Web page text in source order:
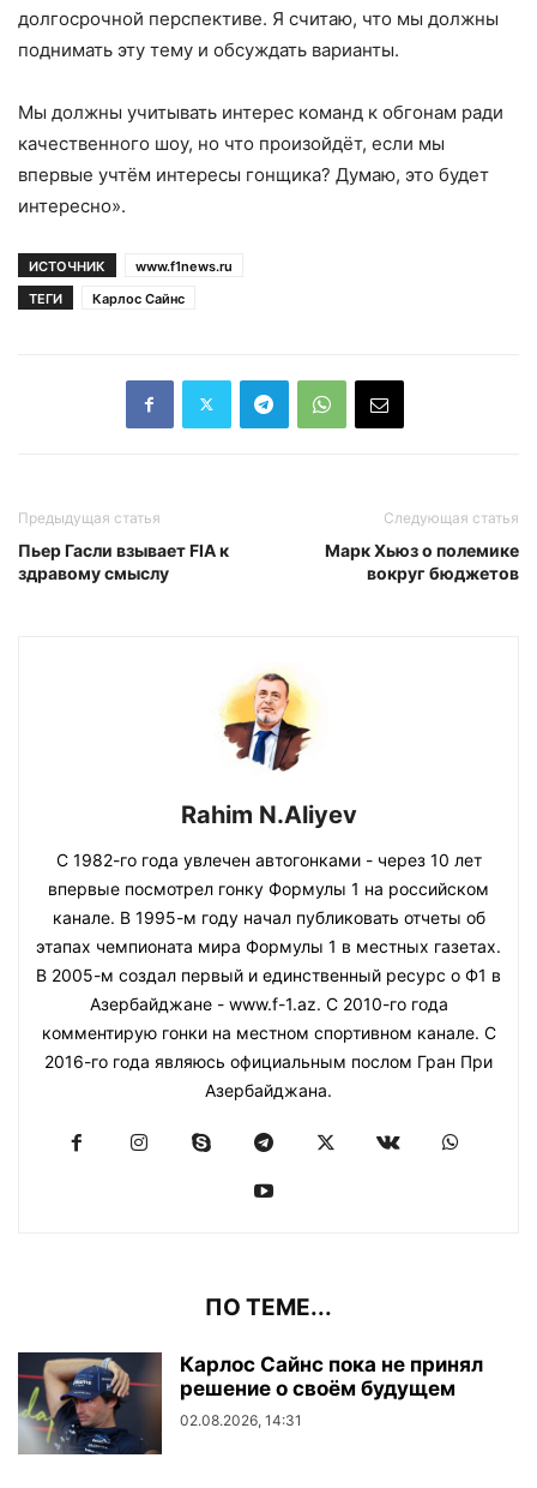
долгосрочной перспективе. Я считаю, что мы должны
поднимать эту тему и обсуждать варианты.
Мы должны учитывать интерес команд к обгонам ради
качественного шоу, но что произойдёт, если мы
впервые учтём интересы гонщика? Думаю, это будет
интересно».
ИСТОЧНИК
www.f1news.ru
ТЕГИ
Карлос Сайнс
Предыдущая статья
Пьер Гасли взывает FIA к
здравому смыслу
Следующая статья
Марк Хьюз о полемике
вокруг бюджетов
Rahim N.Aliyev
С 1982-го года увлечен автогонками - через 10 лет
впервые посмотрел гонку Формулы 1 на российском
канале. В 1995-м году начал публиковать отчеты об
этапах чемпионата мира Формулы 1 в местных газетах.
В 2005-м создал первый и единственный ресурс о Ф1 в
Азербайджане - www.f-1.az. С 2010-го года
комментирую гонки на местном спортивном канале. С
2016-го года являюсь официальным послом Гран При
Азербайджана.
ПО ТЕМЕ...
Карлос Сайнс пока не принял
решение о своём будущем
02.08.2026, 14:31